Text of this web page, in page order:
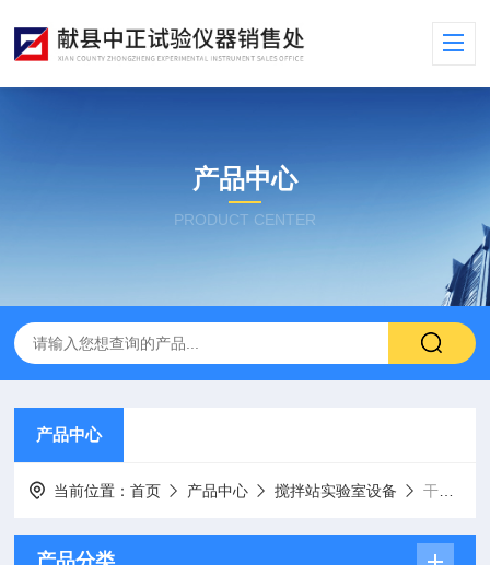
产品中心
PRODUCT CENTER
产品中心
当前位置：首页 产品中心 搅拌站实验室设备 干粉砂浆搅拌站配置清单
产品分类